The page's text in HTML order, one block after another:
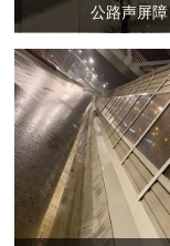
公路声屏障